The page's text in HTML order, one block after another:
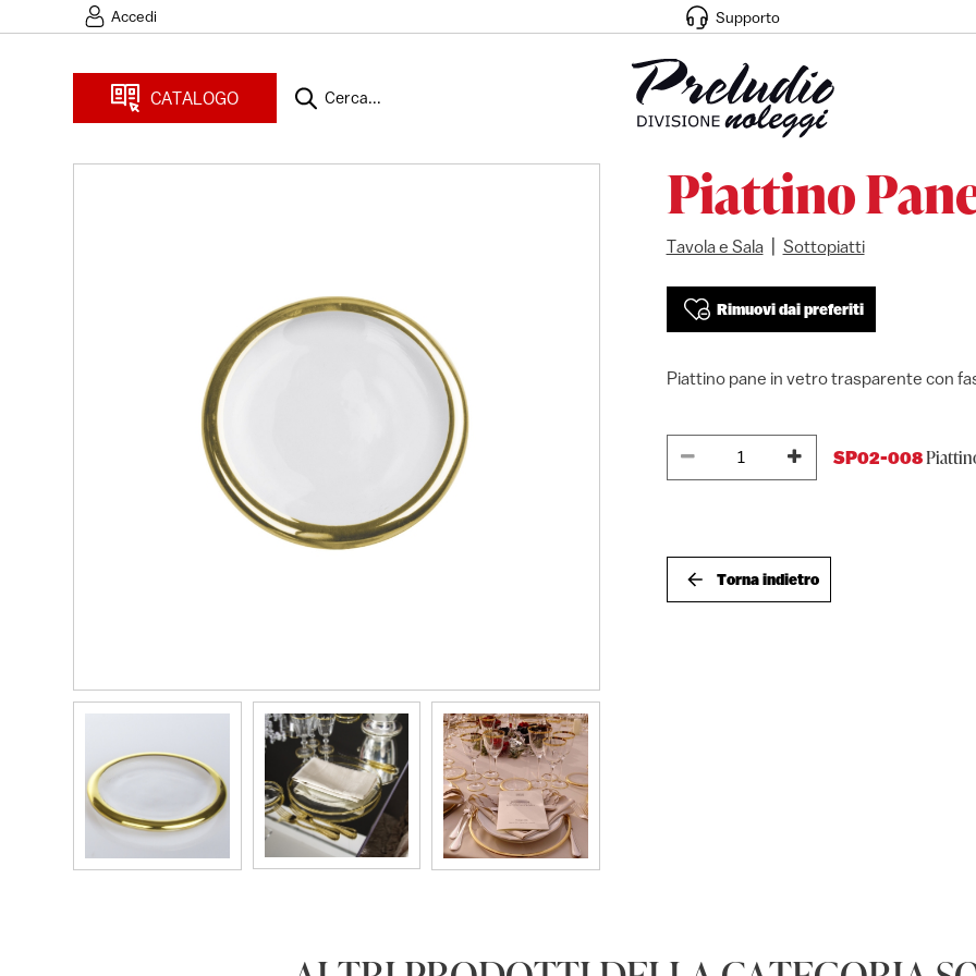
Accedi Supporto
CATALOGO Cerca...
Piattino
Tavola e Sala Sottopiatti
Rimuovi dai preferiti
Piattino pane in vetro trasparente con
SP02-008
Torna indietro